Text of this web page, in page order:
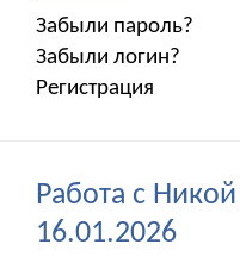
Забыли пароль?
Забыли логин?
Регистрация
Работа с
16.01.2026